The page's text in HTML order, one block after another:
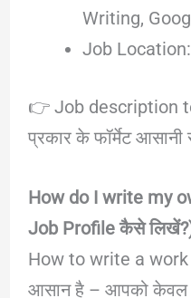
Writing,
Job
👉 Job description
प्रकार के फॉर्मेट
How do I write my
Job Profile कैसे
How to write a work
आसान है – आपको केवल